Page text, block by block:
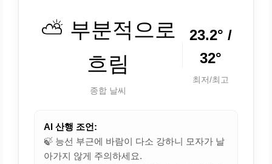
⛅ 부분적으로
흐림
종합 날씨
23.2° /
32°
최저/최고
AI 산행 조언:
🍃 능선 부근에 바람이 다소 강하니 모자가 날
아가지 않게 주의하세요.